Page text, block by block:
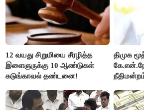
12 வயது சிறுமியை சீரழித்த
இளைஞருக்கு 10 ஆண்டுகள்
கடுங்காவல் தண்டனை!
திமுக